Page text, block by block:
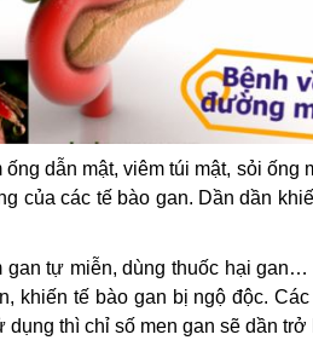
dẫn mật, viêm túi mật, sỏi ống
của các tế bào gan. Dần dần
gan tự miễn, dùng thuốc hại gan…
khiến tế bào gan bị ngộ độc.
thì chỉ số men gan sẽ dần